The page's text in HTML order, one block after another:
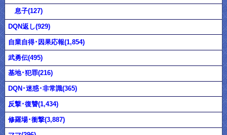
息子(127)
DQN返し(929)
自業自得･因果応報(1,854)
武勇伝(495)
基地･犯罪(216)
DQN･迷惑･非常識(365)
反撃･復讐(1,434)
修羅場･衝撃(3,887)